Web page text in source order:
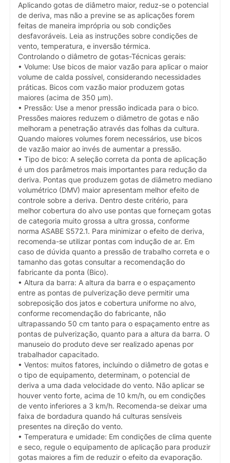
Aplicando gotas de diâmetro maior, reduz-se o potencial
de deriva, mas não a previne se as aplicações forem
feitas de maneira imprópria ou sob condições
desfavoráveis. Leia as instruções sobre condições de
vento, temperatura, e inversão térmica.
Controlando o diâmetro de gotas-Técnicas gerais:
• Volume: Use bicos de maior vazão para aplicar o maior
volume de calda possível, considerando necessidades
práticas. Bicos com vazão maior produzem gotas
maiores (acima de 350 µm).
• Pressão: Use a menor pressão indicada para o bico.
Pressões maiores reduzem o diâmetro de gotas e não
melhoram a penetração através das folhas da cultura.
Quando maiores volumes forem necessários, use bicos
de vazão maior ao invés de aumentar a pressão.
• Tipo de bico: A seleção correta da ponta de aplicação
é um dos parâmetros mais importantes para redução da
deriva. Pontas que produzem gotas de diâmetro mediano
volumétrico (DMV) maior apresentam melhor efeito de
controle sobre a deriva. Dentro deste critério, para
melhor cobertura do alvo use pontas que forneçam gotas
de categoria muito grossa a ultra grossa, conforme
norma ASABE S572.1. Para minimizar o efeito de deriva,
recomenda-se utilizar pontas com indução de ar. Em
caso de dúvida quanto a pressão de trabalho correta e o
tamanho das gotas consultar a recomendação do
fabricante da ponta (Bico).
• Altura da barra: A altura da barra e o espaçamento
entre as pontas de pulverização deve permitir uma
sobreposição dos jatos e cobertura uniforme no alvo,
conforme recomendação do fabricante, não
ultrapassando 50 cm tanto para o espaçamento entre as
pontas de pulverização, quanto para a altura da barra. O
manuseio do produto deve ser realizado apenas por
trabalhador capacitado.
• Ventos: muitos fatores, incluindo o diâmetro de gotas e
o tipo de equipamento, determinam, o potencial de
deriva a uma dada velocidade do vento. Não aplicar se
houver vento forte, acima de 10 km/h, ou em condições
de vento inferiores a 3 km/h. Recomenda-se deixar uma
faixa de bordadura quando há culturas sensíveis
presentes na direção do vento.
• Temperatura e umidade: Em condições de clima quente
e seco, regule o equipamento de aplicação para produzir
gotas maiores a fim de reduzir o efeito da evaporação.